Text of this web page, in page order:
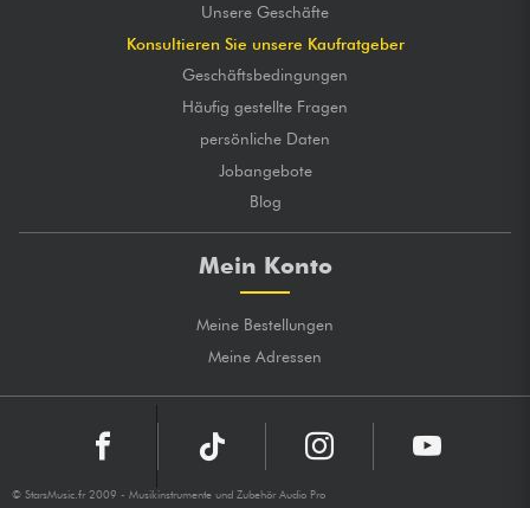
Unsere Geschäfte
Konsultieren Sie unsere Kaufratgeber
Geschäftsbedingungen
Häufig gestellte Fragen
persönliche Daten
Jobangebote
Blog
Mein Konto
Meine Bestellungen
Meine Adressen
© StarsMusic.fr 2009 - Musikinstrumente und Zubehör Audio Pro